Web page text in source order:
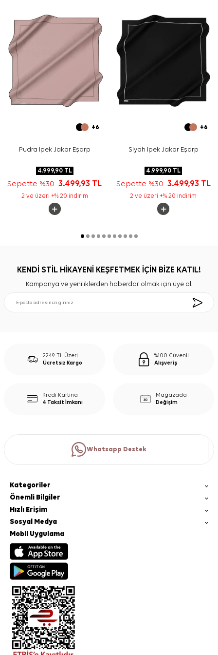
izleyiniz. İpek ve hassas eşarp bakımında, uygun
durumlarda
Aker İpek Eşarp Şampuanıkullanarak dokuyu
korumaya yardımcı olabilirsiniz.
Sıkça Sorulan Sorular
Bej İpek Kare Desenli Eşarp hangi ölçüdedir?
Bu ürünün kumaş kalitesi nedir?
Desen ve renk görünümü nasıldır?
Hangi parçalarla kombinlenebilir?
+6
Pudra İpek Jakar Eşarp
4.999,90TL
Sepette %303.499,93 TL
2 ve üzeri +% 20 indirim
+6
Siyah İpek Jakar Eşarp
4.999,90 TL
Sepette %30 3.499,93 TL
2 ve üzeri +% 20 indirim
KENDİ STİL HİKAYENİ KEŞFETMEK İÇİN BİZE KATIL!
Kampanya ve yeniliklerden haberdar olmak için üye ol.
2249 TL Üzeri
Ücretsiz Kargo
%100 Güvenli
Alışveriş
Kredi Kartına
4 Taksit İmkanı
Mağazada
Değişim
Whatsapp Destek
Kategoriler
Önemli Bilgiler
Hızlı Erişim
Sosyal Medya
Mobil Uygulama